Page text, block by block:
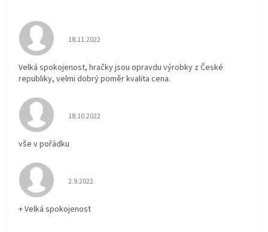
Hodnocení obchodu je 5 z 5 hvězdiček.
18.11.2022
Velká spokojenost, hračky jsou opravdu výrobky z České
republiky, velmi dobrý poměr kvalita cena.
Hodnocení obchodu je 5 z 5 hvězdiček.
18.10.2022
vše v pořádku
Hodnocení obchodu je 5 z 5 hvězdiček.
2.9.2022
+ Velká spokojenost